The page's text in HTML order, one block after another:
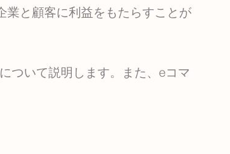
業と顧客に利益をもたらすことが
ついて説明します。また、eコマ